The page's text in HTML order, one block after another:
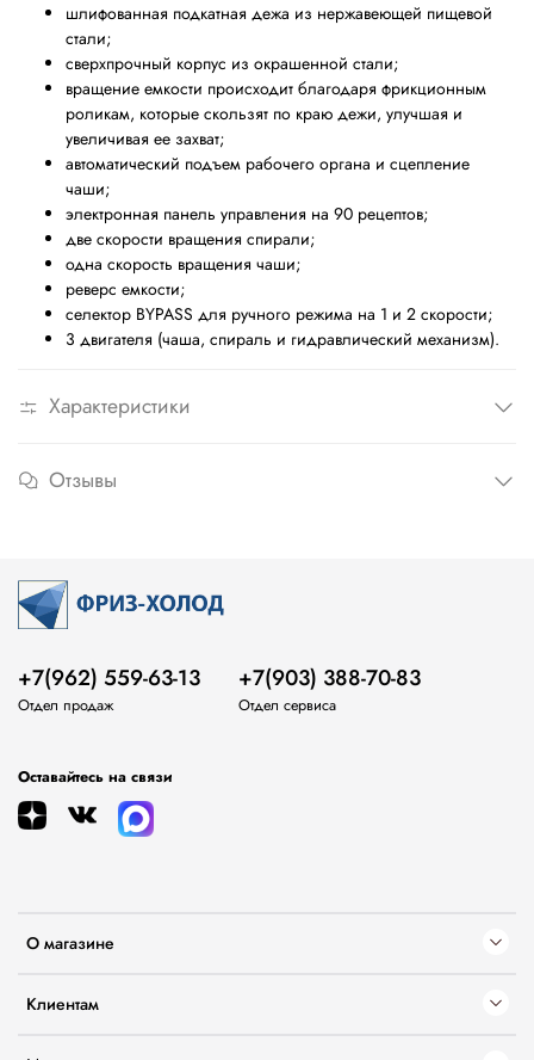
шлифованная подкатная дежа из нержавеющей пищевой
стали;
сверхпрочный корпус из окрашенной стали;
вращение емкости происходит благодаря фрикционным
роликам, которые скользят по краю дежи, улучшая и
увеличивая ее захват;
автоматический подъем рабочего органа и сцепление
чаши;
электронная панель управления на 90 рецептов;
две скорости вращения спирали;
одна скорость вращения чаши;
реверс емкости;
селектор BYPASS для ручного режима на 1 и 2 скорости;
3 двигателя (чаша, спираль и гидравлический механизм).
Характеристики
Отзывы
О магазине
Клиентам
+7(962) 559-63-13
Отдел продаж
+7(903) 388-70-83
Отдел сервиса
Оставайтесь на связи